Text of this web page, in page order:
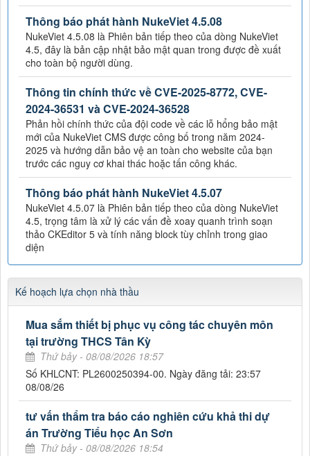
Thông báo phát hành NukeViet 4.5.08
NukeViet 4.5.08 là Phiên bản tiếp theo của dòng NukeViet
4.5, đây là bản cập nhật bảo mật quan trong được đề xuất
cho toàn bộ người dùng.
Thông tin chính thức về CVE-2025-8772, CVE-
2024-36531 và CVE-2024-36528
Phản hồi chính thức của đội code về các lỗ hổng bảo mật
mới của NukeViet CMS được công bố trong năm 2024-
2025 và hướng dẫn bảo vệ an toàn cho website của bạn
trước các nguy cơ khai thác hoặc tấn công khác.
Thông báo phát hành NukeViet 4.5.07
NukeViet 4.5.07 là Phiên bản tiếp theo của dòng NukeViet
4.5, trọng tâm là xử lý các vấn đề xoay quanh trình soạn
thảo CKEditor 5 và tính năng block tùy chỉnh trong giao
diện
Kế hoạch lựa chọn nhà thầu
Mua sắm thiết bị phục vụ công tác chuyên môn
tại trường THCS Tân Kỳ
Thứ bảy - 08/08/2026 18:57
Số KHLCNT: PL2600250394-00. Ngày đăng tải: 23:57
08/08/26
tư vấn thẩm tra báo cáo nghiên cứu khả thi dự
án Trường Tiểu học An Sơn
Thứ bảy - 08/08/2026 18:54